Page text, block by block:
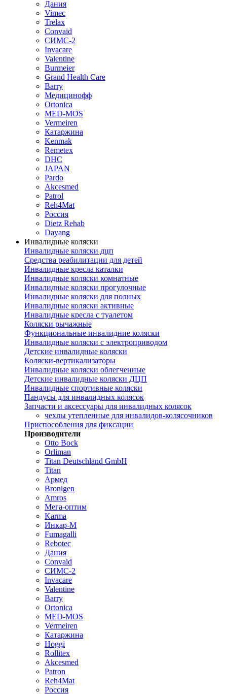
Дания
Vimec
Trelax
Convaid
СИМС-2
Invacare
Valentine
Burmeier
Grand Health Care
Barry
Медицинофф
Ortonica
MED-MOS
Vermeiren
Катаржина
Kenmak
Remetex
DHC
JAPAN
Pardo
Akcesmed
Patrol
Reh4Mat
Россия
Dietz Rehab
Dayang
Инвалидные коляски
Инвалидные коляски дцп
Средства реабилитации для детей
Инвалидные кресла каталки
Инвалидные коляски комнатные
Инвалидные коляски прогулочные
Инвалидные коляски для полных
Инвалидные коляски активные
Инвалидные кресла с туалетом
Коляски рычажные
Функциональные инвалидние коляски
Инвалидные коляски с электроприводом
Детские инвалидные коляски
Коляски-вертикализаторы
Инвалидные коляски облегченные
Детские инвалидные коляски ДЦП
Инвалидные спортивные коляски
Пандусы для инвалидных колясок
Запчасти и аксессуары для инвалидных колясок
чехлы утепленные для инвалидов-колясочников
Приспособления для фиксации
Производители
Otto Bock
Orliman
Titan Deutschland GmbH
Titan
Армед
Bronigen
Amros
Мега-оптим
Karma
Инкар-М
Fumagalli
Rebotec
Дания
Convaid
СИМС-2
Invacare
Valentine
Barry
Ortonica
MED-MOS
Vermeiren
Катаржина
Hoggi
Rollitex
Akcesmed
Patron
Reh4Mat
Россия